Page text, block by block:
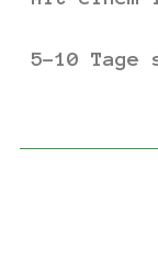
5-10 Tage